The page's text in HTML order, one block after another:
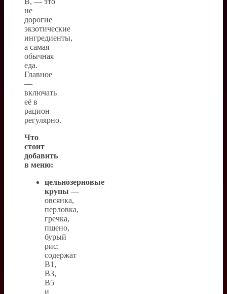
не
дорогие
экзотические
ингредиенты,
а самая
обычная
еда.
Главное
—
включать
её в
рацион
регулярно.
Что
стоит
добавить
в меню:
цельнозерновые
крупы —
овсянка,
перловка,
гречка,
пшено,
бурый
рис:
содержат
B1,
B3,
B5
и